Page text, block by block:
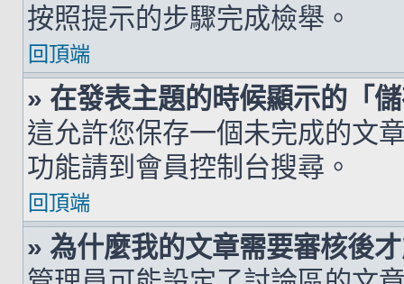
按照提示的步驟完成檢舉。
回頂端
» 在發表主題的時候顯示的「
這允許您保存一個未完成的文
功能請到會員控制台搜尋。
回頂端
» 為什麼我的文章需要審核後